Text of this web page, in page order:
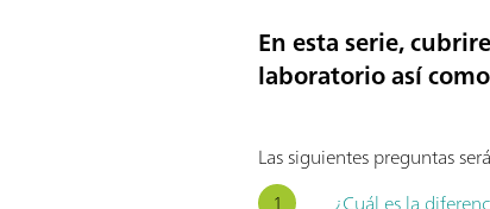
En esta serie,
laboratorio así
Las siguientes preguntas